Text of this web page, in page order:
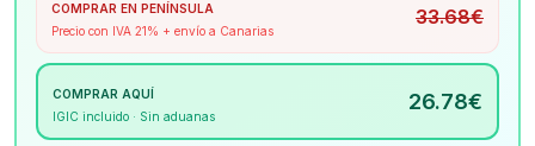
COMPRAR EN PENÍNSULA
Precio con IVA 21% + envío a Canarias
33.68€
COMPRAR AQUÍ
IGIC incluido · Sin aduanas
26.78€